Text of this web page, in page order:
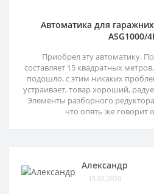
Автоматика для гаражних
ASG1000/
Приобрел эту автоматику.
составляет 15 квадратных
подошло, с этим никаких
устраивает, товар хороший,
Элементы разборного
что опять же говорит
Александр
15.02.2020